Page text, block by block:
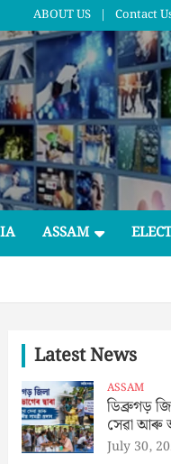
ABOUT US Contact
ASSAM
Latest News
ASSAM
ডিব্ৰুগড়
সেৱা আৰু
July 30,